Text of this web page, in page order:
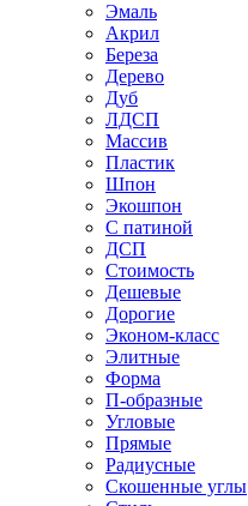
Эмаль
Акрил
Береза
Дерево
Дуб
ЛДСП
Массив
Пластик
Шпон
Экошпон
С патиной
ДСП
Стоимость
Дешевые
Дорогие
Эконом-класс
Элитные
Форма
П-образные
Угловые
Прямые
Радиусные
Скошенные углы